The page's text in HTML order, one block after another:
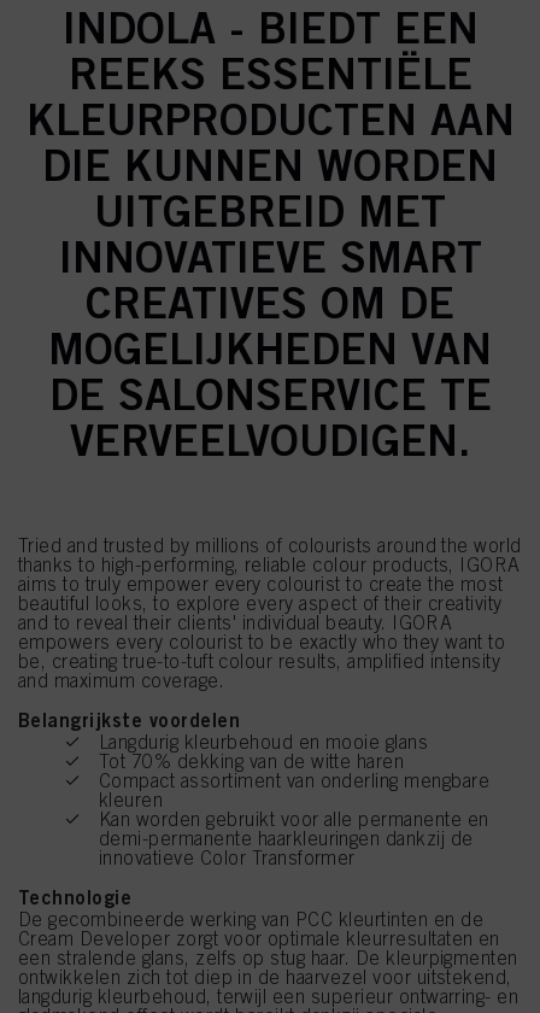
INDOLA - BIEDT EEN
REEKS ESSENTIËLE
KLEURPRODUCTEN AAN
DIE KUNNEN WORDEN
UITGEBREID MET
INNOVATIEVE SMART
CREATIVES OM DE
MOGELIJKHEDEN VAN
DE SALONSERVICE TE
VERVEELVOUDIGEN.
Tried and trusted by millions of colourists around the world
thanks to high-performing, reliable colour products, IGORA
aims to truly empower every colourist to create the most
beautiful looks, to explore every aspect of their creativity
and to reveal their clients' individual beauty. IGORA
empowers every colourist to be exactly who they want to
be, creating true-to-tuft colour results, amplified intensity
and maximum coverage.
Belangrijkste voordelen
Langdurig kleurbehoud en mooie glans
Tot 70% dekking van de witte haren
Compact assortiment van onderling mengbare
kleuren
Kan worden gebruikt voor alle permanente en
demi-permanente haarkleuringen dankzij de
innovatieve Color Transformer
Technologie
De gecombineerde werking van PCC kleurtinten en de
Cream Developer zorgt voor optimale kleurresultaten en
een stralende glans, zelfs op stug haar. De kleurpigmenten
ontwikkelen zich tot diep in de haarvezel voor uitstekend,
langdurig kleurbehoud, terwijl een superieur ontwarring- en